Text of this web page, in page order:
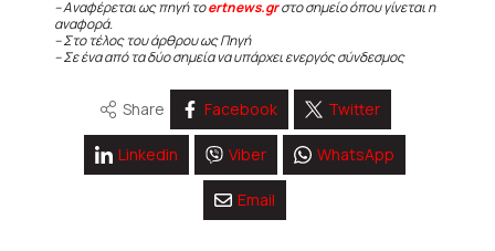
– Αναφέρεται ως πηγή τοertnews.grστο σημείο όπου γίνεται η
αναφορά.
– Στο τέλος του άρθρου ως Πηγή
– Σε ένα από τα δύο σημεία να υπάρχει ενεργός σύνδεσμος
Share Facebook Twitter
Linkedin Viber WhatsApp
Email